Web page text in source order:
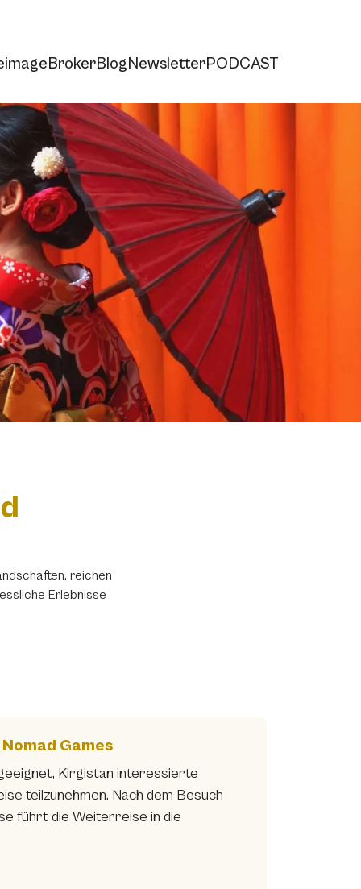
imageBrokerBlogNewsletterPODCAST
reichen
Erlebnisse
Games
Kirgistan interessierte
teilzunehmen. Nach dem Besuch
führt die Weiterreise in die